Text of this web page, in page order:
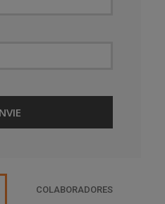
COLABORADORES